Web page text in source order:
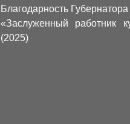
Благодарность
«Заслуженный работник
(2025)